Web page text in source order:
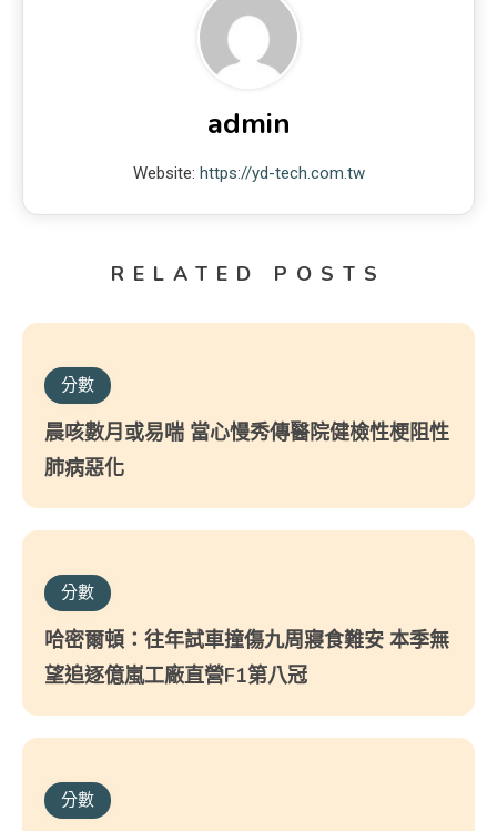
admin
Website: https://yd-tech.com.tw
RELATED POSTS
分數
晨咳數月或易喘 當心慢秀傳醫院健檢性梗阻性
肺病惡化
分數
哈密爾頓：往年試車撞傷九周寢食難安 本季無
望追逐億嵐工廠直營F1第八冠
分數